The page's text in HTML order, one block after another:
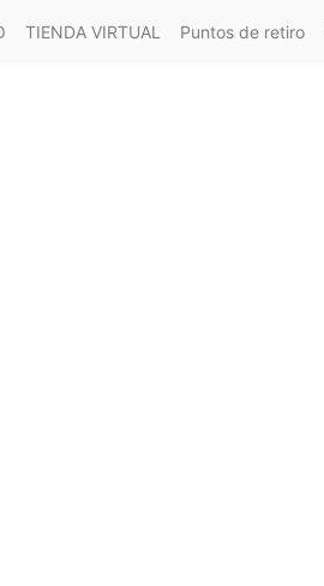
TIENDA VIRTUAL Puntos de retiro